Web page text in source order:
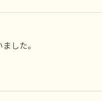
した。